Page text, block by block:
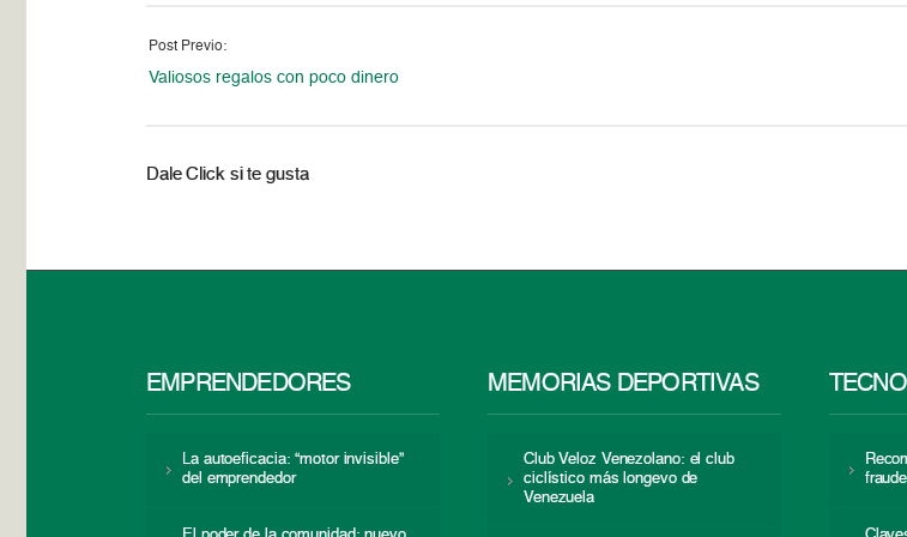
Post Previo:
Valiosos regalos con poco dinero
Dale Click si te gusta
EMPRENDEDORES
La autoeficacia: “motor invisible”
del emprendedor
MEMORIAS DEPORTIVAS
Club Veloz Venezolano: el club
ciclístico más longevo de
Venezuela